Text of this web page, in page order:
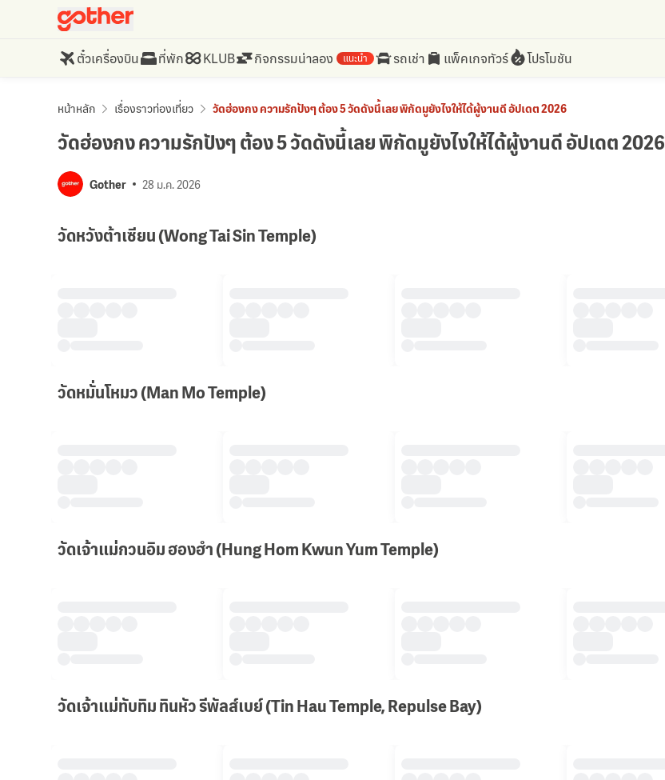
ตั๋วเครื่องบิน ที่พัก KLUB กิจกรรมน่าลอง แนะนำ รถเช่า แพ็คเกจทัวร์ โปรโมชัน
หน้าหลัก เรื่องราวท่องเที่ยว วัดฮ่องกง ความรักปังๆ ต้อง 5 วัดดังนี้เลย พิกัดมูยังไงให้ได้ผู้งานดี อัปเดต 2026
วัดฮ่องกง ความรักปังๆ ต้อง 5 วัดดังนี้เลย พิกัดมูยังไงให้ได้ผู้งานดี อัปเดต 2026
Gother 28 ม.ค. 2026
วัดหวังต้าเซียน (Wong Tai Sin Temple)
วัดหมั่นโหมว (Man Mo Temple)
วัดเจ้าแม่กวนอิม ฮองฮำ (Hung Hom Kwun Yum Temple)
วัดเจ้าแม่ทับทิม ทินหัว รีพัลส์เบย์ (Tin Hau Temple, Repulse Bay)